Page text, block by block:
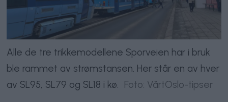
Alle de tre trikkemodellene Sporveien har i bruk
ble rammet av strømstansen. Her står en av hver
av SL95, SL79 og SL18 i kø. Foto: VårtOslo-tipser